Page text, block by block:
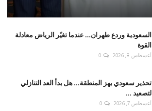
السعودية وردع طهران... عندما تغيّر الرياض معادلة
القوة
أغسطس 8, 2026 0
تحذير سعودي يهز المنطقة... هل بدأ العد التنازلي
لتصعيد ...
أغسطس 7, 2026 0